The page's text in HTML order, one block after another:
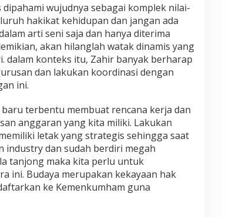
wujudnya sebagai komplek nilai-
hakikat kehidupan dan jangan ada
arti seni saja dan hanya diterima
akan hilanglah watak dinamis yang
dalam konteks itu, Zahir banyak berharap
dan lakukan koordinasi dengan
ini.
terbentu membuat rencana kerja dan
anggaran yang kita miliki. Lakukan
letak yang strategis sehingga saat
industry dan sudah berdiri megah
tanjong maka kita perlu untuk
ini. Budaya merupakan kekayaan hak
ke Kemenkumham guna